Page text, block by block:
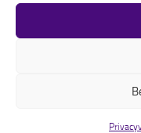
HattemCentraal ©